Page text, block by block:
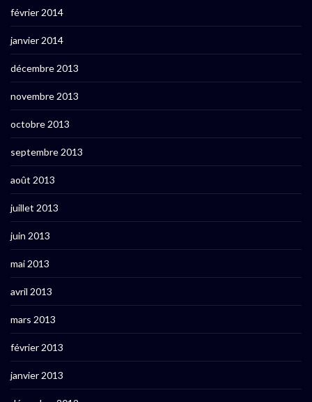
février 2014
janvier 2014
décembre 2013
novembre 2013
octobre 2013
septembre 2013
août 2013
juillet 2013
juin 2013
mai 2013
avril 2013
mars 2013
février 2013
janvier 2013